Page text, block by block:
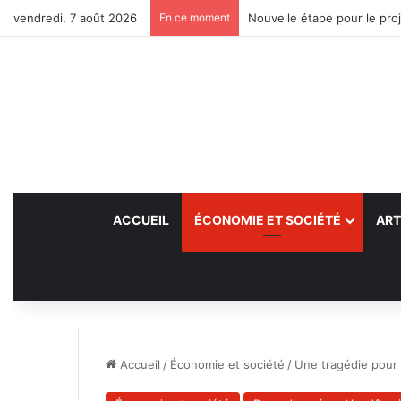
vendredi, 7 août 2026 En ce moment Nouvelle étape pour le
ACCUEIL ÉCONOMIE ET SOCIÉTÉ
Accueil / Économie et société / Une tragédie pour